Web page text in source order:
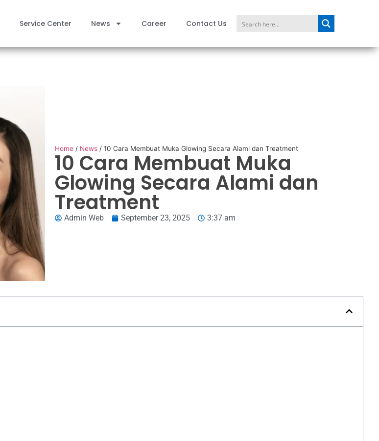
Service Center News Career Contact Us
Home / News / 10 Cara Membuat Muka Glowing Secara Alami dan Treatment
10 Cara Membuat Muka
Glowing Secara Alami dan
Treatment
Admin Web September 23, 2025 3:37 am